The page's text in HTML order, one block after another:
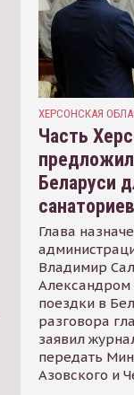
ХЕРСОНСКАЯ
Часть
Беларуси
санаториев
Глава
Владимир
Александром
поездки в
разговора
заявил
передать
Азовского и